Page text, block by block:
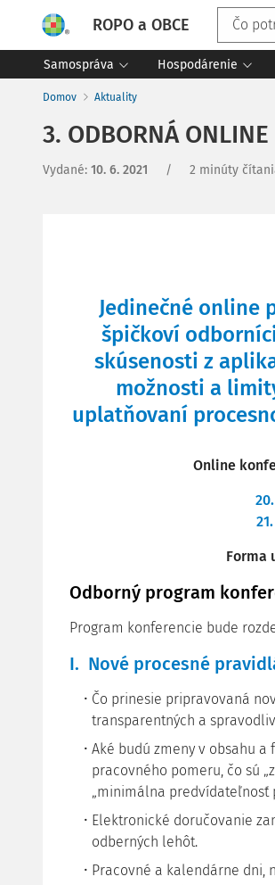
ROPO a OBCE
Samospráva Hospodárenie
Domov Aktuality
3. ODBORNÁ ONLINE
Vydané: 10. 6. 2021 / 2 minúty
Jedinečné online
špičkoví
skúsenosti z
možnosti a
uplatňovaní
Online
Forma
Odborný program
Program konferencie bude
I. Nové procesné
Čo prinesie pripravovaná
transparentných a
Aké budú zmeny v obsahu
pracovného pomeru, čo sú
„minimálna predvídateľnosť
Elektronické doručovanie
odberných lehôt.
Pracovné a kalendárne dni,